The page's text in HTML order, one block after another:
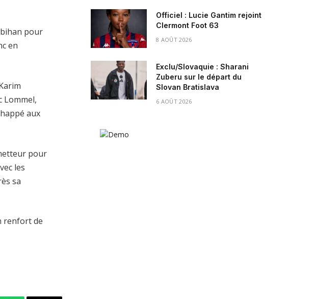
pour
en
Lommel,
aux
pour
les
sa
renfort de
Officiel : Lucie Gantim rejoint
Clermont Foot 63
8 AOÛT 2026
Exclu/Slovaquie : Sharani
Zuberu sur le départ du
Slovan Bratislava
6 AOÛT 2026